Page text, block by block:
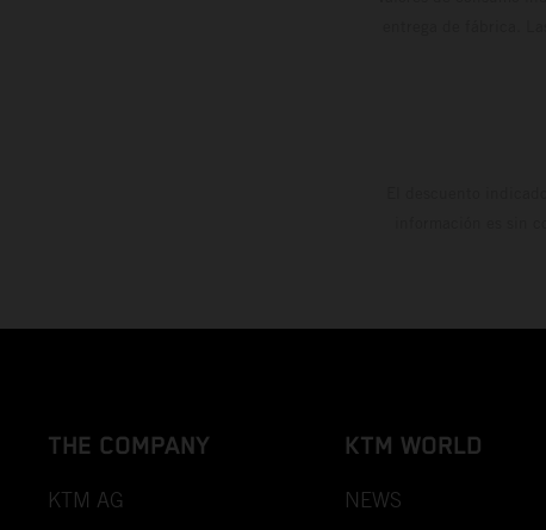
THE COMPANY
KTM AG
KTM WORLD
NEWS